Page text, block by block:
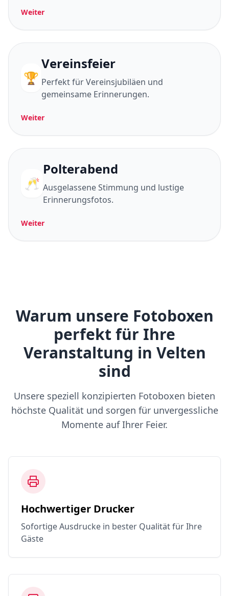
Weiter
🏆
Vereinsfeier
Perfekt für Vereinsjubiläen und
gemeinsame Erinnerungen.
Weiter
🥂
Polterabend
Ausgelassene Stimmung und lustige
Erinnerungsfotos.
Weiter
Warum unsere Fotoboxen
perfekt für Ihre
Veranstaltung in Velten
sind
Unsere speziell konzipierten Fotoboxen bieten
höchste Qualität und sorgen für unvergessliche
Momente auf Ihrer Feier.
Hochwertiger Drucker
Sofortige Ausdrucke in bester Qualität für Ihre
Gäste